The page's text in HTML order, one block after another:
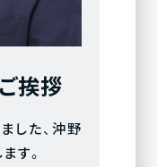
挨拶
した、沖野
す。